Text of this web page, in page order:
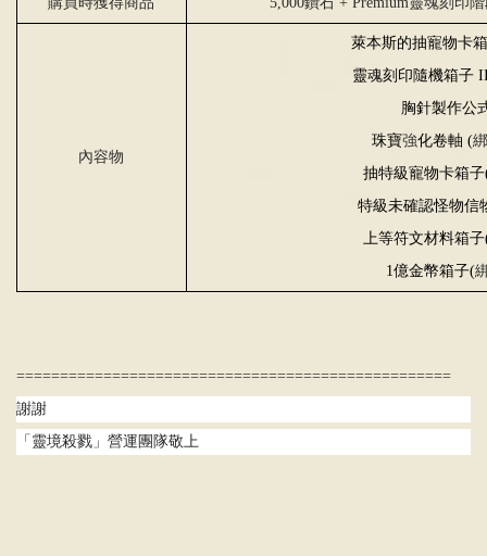
內容物
萊本斯的抽寵物卡
靈魂刻印隨機箱子
胸針製作公
珠寶強化卷軸 (
抽特級寵物卡箱子
特級未確認怪物信
上等符文材料箱子
1億金幣箱子(
==================================================
謝謝
「靈境殺戮」營運團隊敬上